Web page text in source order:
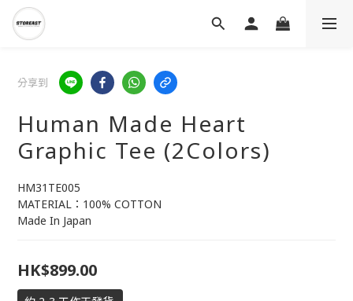
分享到
Human Made Heart
Graphic Tee (2Colors)
HM31TE005
MATERIAL：100% COTTON
Made In Japan
HK$899.00